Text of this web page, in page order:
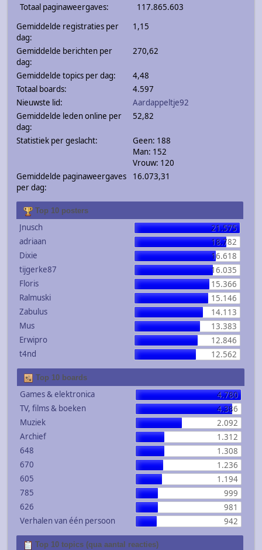
Totaal paginaweergaves:
117.865.603
Gemiddelde registraties per
dag:
1,15
Gemiddelde berichten per
dag:
270,62
Gemiddelde topics per dag:
4,48
Totaal boards:
4.597
Nieuwste lid:
Aardappeltje92
Gemiddelde leden online per
dag:
52,82
Statistiek per geslacht:
Geen: 188
Man: 152
Vrouw: 120
Gemiddelde paginaweergaves
per dag:
16.073,31
Top 10 posters
Jnusch
21.575
adriaan
18.782
Dixie
16.618
tijgerke87
16.035
Floris
15.366
Ralmuski
15.146
Zabulus
14.113
Mus
13.383
Erwipro
12.846
t4nd
12.562
Top 10 boards
Games & elektronica
4.780
TV, films & boeken
4.386
Muziek
2.092
Archief
1.312
648
1.308
670
1.236
605
1.194
785
999
626
981
Verhalen van één persoon
942
Top 10 topics (qua aantal reacties)